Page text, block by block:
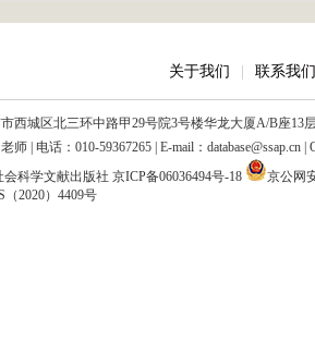
关于我们 联系我们
西城区北三环中路甲29号院3号楼华龙大厦A/B座13
师 | 电话：010-59367265 | E-mail：database@ssap.cn
会科学文献出版社 京ICP备06036494号-18
京公网
（2020）4409号